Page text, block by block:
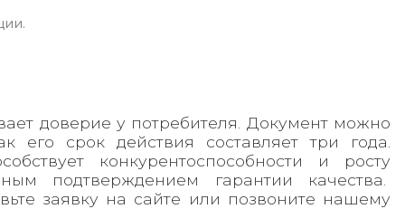
доверие у потребителя. Документ можно
срок действия составляет три года.
конкурентоспособности и росту
подтверждением гарантии качества.
заявку на сайте или позвоните нашему